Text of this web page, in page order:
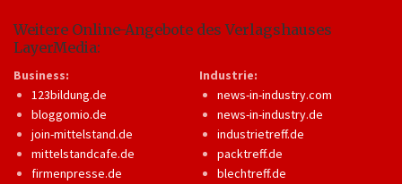
Weitere Online-Angebote des Verlagshauses
LayerMedia:
Business:
123bildung.de
bloggomio.de
join-mittelstand.de
mittelstandcafe.de
firmenpresse.de
Industrie:
news-in-industry.com
news-in-industry.de
industrietreff.de
packtreff.de
blechtreff.de